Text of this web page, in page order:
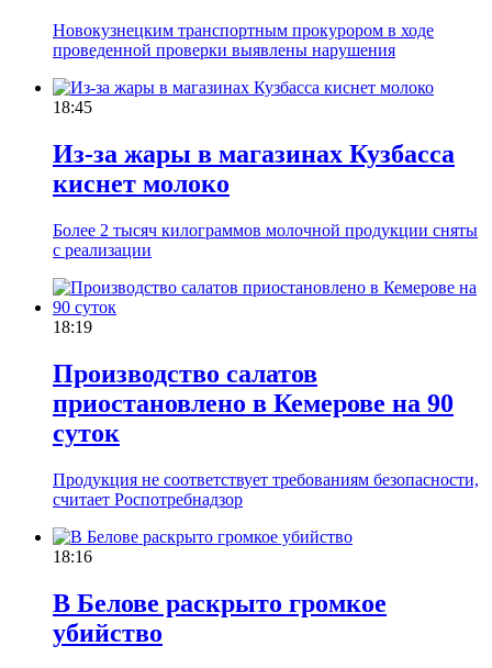
Новокузнецким транспортным прокурором в ходе
проведенной проверки выявлены нарушения
18:45
Из-за жары в магазинах Кузбасса
киснет молоко
Более 2 тысяч килограммов молочной продукции сняты
с реализации
18:19
Производство салатов
приостановлено в Кемерове на 90
суток
Продукция не соответствует требованиям безопасности,
считает Роспотребнадзор
18:16
В Белове раскрыто громкое
убийство